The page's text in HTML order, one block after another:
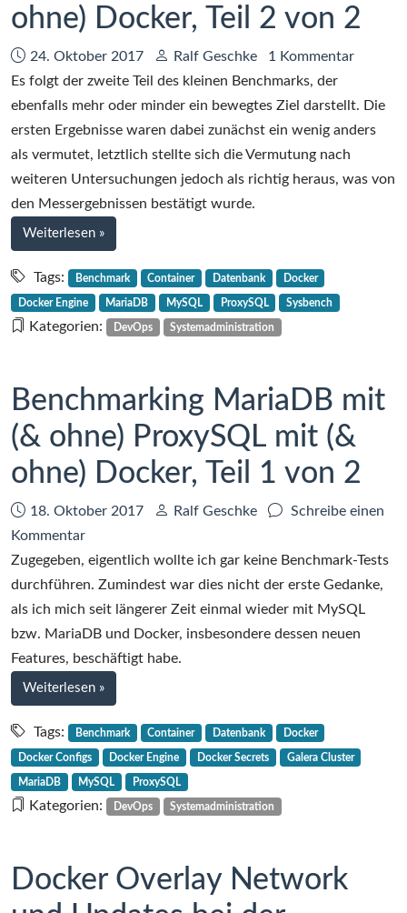
einem
ohne) Docker, Teil 2 von 2
Datum:
24. Oktober 2017 Autor:
Ralf Geschke
1 Kommentar
Es folgt der zweite Teil des kleinen Benchmarks, der
ebenfalls mehr oder minder ein bewegtes Ziel darstellt. Die
ersten Ergebnisse waren dabei zunächst ein wenig anders
als vermutet, letztlich stellte sich die Vermutung nach
weiteren Untersuchungen jedoch als richtig heraus, was von
den Messergebnissen bestätigt wurde.
Weiterlesen bei
Benchmarking
MariaDB
mit
(&
(&
ohne)
Docker,
Teil
von
»
Tags: Benchmark Container Datenbank Docker
Docker Engine MariaDB MySQL ProxySQL Sysbench
Kategorien: DevOps Systemadministration
Benchmarking MariaDB mit
(& ohne) ProxySQL mit (&
ohne) Docker, Teil 1 von 2
Datum:
18. Oktober 2017 Autor:
Ralf Geschke
Schreibe einen
Kommentarzu
Benchmarking
MariaDB
mit
(&
ohne)
ProxySQL
mit
(&
ohne)
Docker,
Teil
2
Zugegeben, eigentlich wollte ich gar keine Benchmark-Tests
durchführen. Zumindest war dies nicht der erste Gedanke,
als ich mich seit längerer Zeit einmal wieder mit MySQL
bzw. MariaDB und Docker, insbesondere dessen neuen
Features, beschäftigt habe.
Weiterlesen bei
Benchmarking
MariaDB
mit
(&
ohne)
ProxySQL
ohne)
Docker,
»
Tags: Benchmark Container Datenbank Docker
Docker Configs Docker Engine Docker Secrets Galera Cluster
MariaDB MySQL ProxySQL
Kategorien: DevOps Systemadministration
Docker Overlay Network